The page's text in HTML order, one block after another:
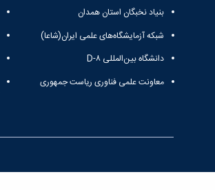
بنیاد نخبگان استان همدان
شبکه آزمایشگاه‌های علمی ایران(شاعا)
دانشگاه بین‌المللی D-۸
معاونت علمی فناوری ریاست جمهوری